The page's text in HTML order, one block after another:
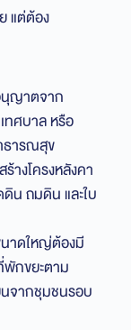
แต่ต้อง
ญาตจาก
ทศบาล หรือ
ารณสุข
างโครงหลังคา
น ถมดิน และใบ
าดใหญ่ต้องมี
พักขยะตาม
จากชุมชนรอบ